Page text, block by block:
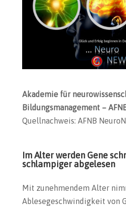
Akademie für
Bildungsmanagement –
Quellnachweis: AFNB
Im Alter werden Gene
schlampiger abgelesen
Mit zunehmendem Alter
Ablesegeschwindigkeit von